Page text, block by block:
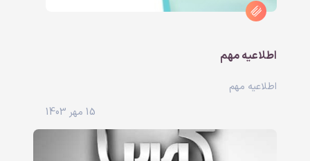
اطلاعیه مهم
اطلاعیه مهم
15 مهر 1403